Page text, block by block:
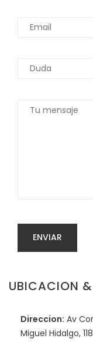
ENVIAR
UBICACION &
Direccion: Av
Miguel Hidalgo,